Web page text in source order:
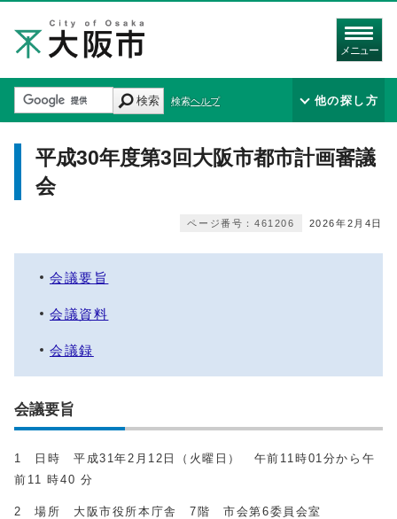
メニュー
検索 検索ヘルプ 他の探し方
平成30年度第3回大阪市都市計画審議
会
2026年2月4日
ページ番号：461206
会議要旨
会議資料
会議録
会議要旨
1 日時 平成31年2月12日（火曜日） 午前11時01分から午
前11 時40 分
2 場所 大阪市役所本庁舎 7階 市会第6委員会室